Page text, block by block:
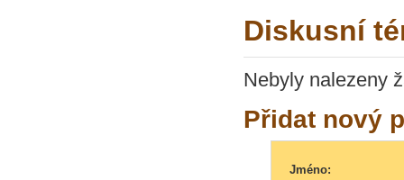
Diskusní
Nebyly nalezeny
Přidat nový
Jméno: